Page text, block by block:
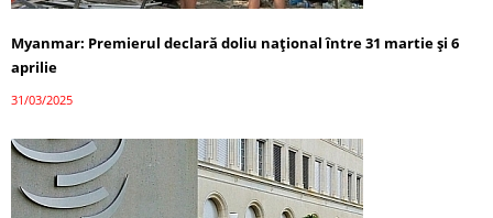
Myanmar: Premierul declară doliu național între 31 martie și 6
aprilie
31/03/2025